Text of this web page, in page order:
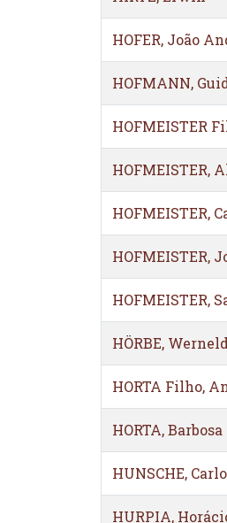
HOFER, João
HOFMANN,
HOFMEISTER
HOFMEISTER,
HOFMEISTER,
HOFMEISTER,
HOFMEISTER,
HÖRBE,
HORTA Filho,
HORTA,
HUNSCHE,
HURPIA,